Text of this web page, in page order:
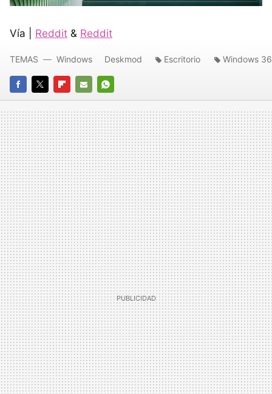
Vía | Reddit & Reddit
FACEBOOK
TWITTERFLIPBOARD
E-
MAIL
WHATSAPP
TEMAS Windows Deskmod Escritorio Windows